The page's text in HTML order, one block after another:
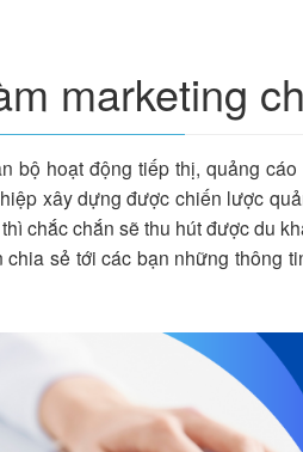
marketing
bộ hoạt động tiếp thị, quảng
xây dựng được chiến lược
chắc chắn sẽ thu hút được du
sẻ tới các bạn những thông